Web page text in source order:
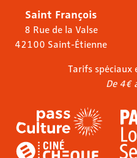
Saint François
8 Rue de la Valse
42100 Saint-Étienne
Tarifs
De 4€